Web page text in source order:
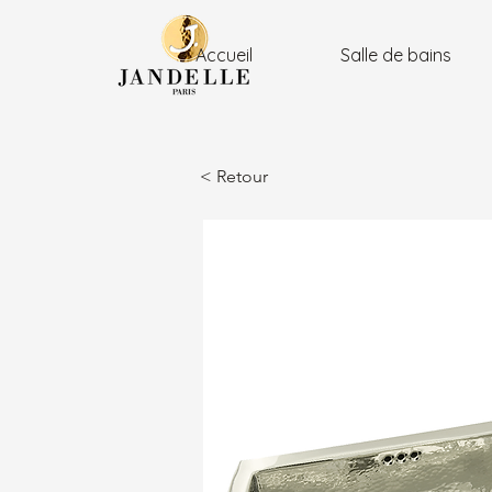
Accueil Salle de bains
< Retour